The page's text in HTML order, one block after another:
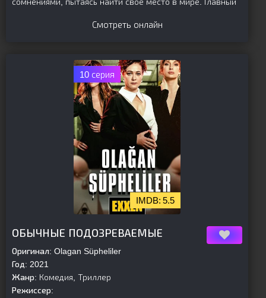
Смотреть онлайн
10 серия
5.5
ОБЫЧНЫЕ ПОДОЗРЕВАЕМЫЕ
Оригинал: Olagan Süpheliler
Год: 2021
Жанр: Комедия, Триллер
Режиссер: